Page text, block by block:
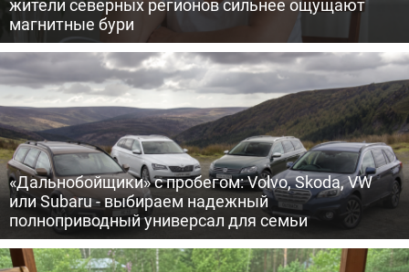
жители северных регионов сильнее ощущают
магнитные бури
«Дальнобойщики» с пробегом: Volvo, Skoda, VW
или Subaru - выбираем надежный
полноприводный универсал для семьи